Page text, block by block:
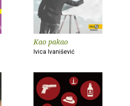
Kao pakao
Ivica Ivanišević